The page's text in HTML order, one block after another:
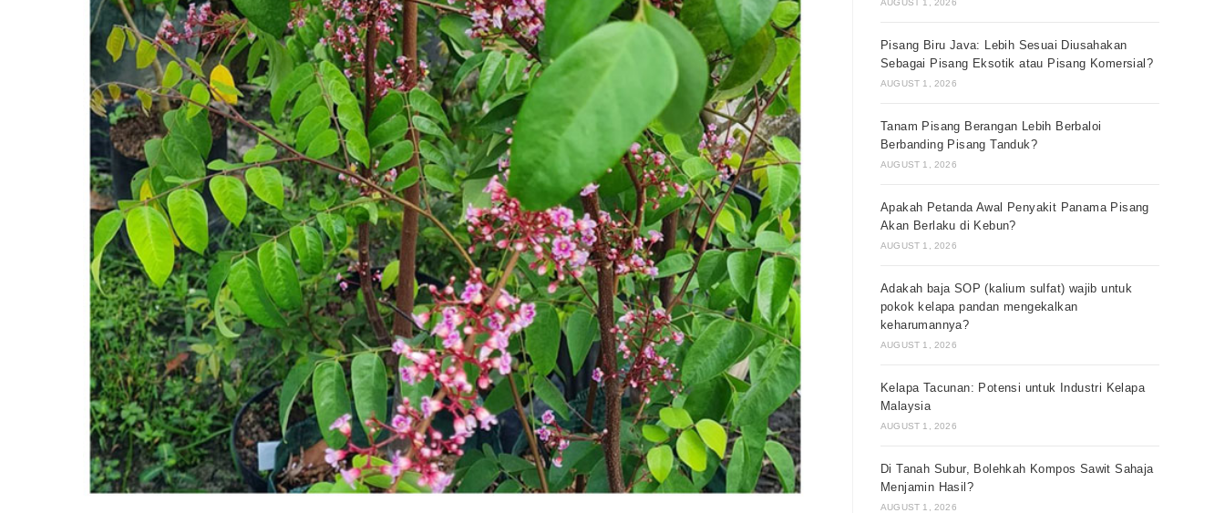
AUGUST 1, 2026
Pisang Biru Java: Lebih Sesuai Diusahakan
Sebagai Pisang Eksotik atau Pisang Komersial?
AUGUST 1, 2026
Tanam Pisang Berangan Lebih Berbaloi
Berbanding Pisang Tanduk?
AUGUST 1, 2026
Apakah Petanda Awal Penyakit Panama Pisang
Akan Berlaku di Kebun?
AUGUST 1, 2026
Adakah baja SOP (kalium sulfat) wajib untuk
pokok kelapa pandan mengekalkan
keharumannya?
AUGUST 1, 2026
Kelapa Tacunan: Potensi untuk Industri Kelapa
Malaysia
AUGUST 1, 2026
Di Tanah Subur, Bolehkah Kompos Sawit Sahaja
Menjamin Hasil?
AUGUST 1, 2026